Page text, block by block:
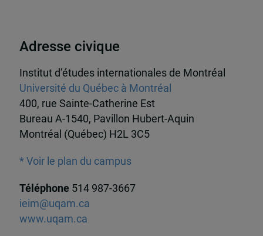
Adresse civique
Institut d’études internationales de Montréal
Université du Québec à Montréal
400, rue Sainte-Catherine Est
Bureau A-1540, Pavillon Hubert-Aquin
Montréal (Québec) H2L 3C5
* Voir le plan du campus
Téléphone 514 987-3667
ieim@uqam.ca
www.uqam.ca